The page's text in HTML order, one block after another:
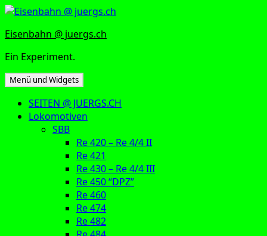
Zum
springen
Eisenbahn @ juergs.ch
Ein Experiment.
Menü und Widgets
SEITEN @ JUERGS.CH
Lokomotiven
SBB
Re 420 – Re 4/4 II
Re 421
Re 430 – Re 4/4 III
Re 450 “DPZ”
Re 460
Re 474
Re 482